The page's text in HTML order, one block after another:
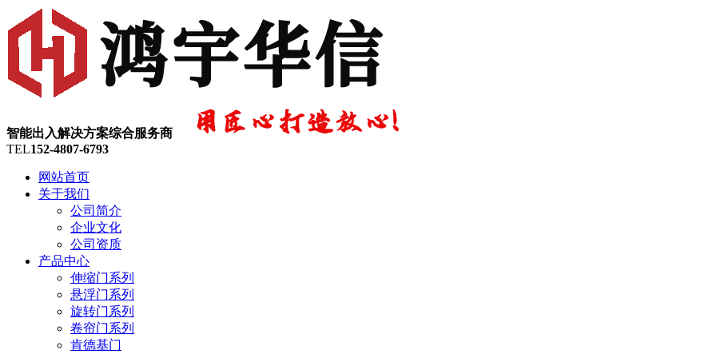
智能出入解决方案综合服务商
TEL152-4807-6793
网站首页
关于我们
公司简介
企业文化
公司资质
产品中心
伸缩门系列
悬浮门系列
旋转门系列
卷帘门系列
肯德基门